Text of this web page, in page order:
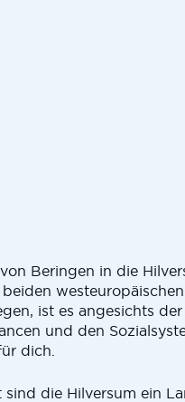
Beringen in die
ist es angesichts
und den
dich.
sind die Hilversum ein